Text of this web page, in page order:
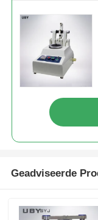
Geadviseerde